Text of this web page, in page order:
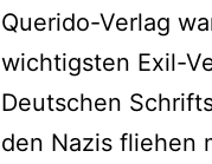
Querido-Verlag
wichtigsten Exil-
Deutschen
den Nazis fliehen